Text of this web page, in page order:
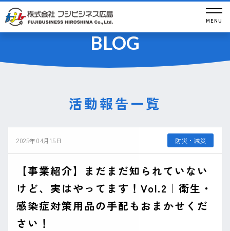
MENU
お知らせ
BLOG
活動報告一覧
2025年04月15日 防災・減災
【事業紹介】まだまだ知られていない
けど、実はやってます！Vol.2｜衛生・
感染症対策用品の手配もおまかせくだ
さい！